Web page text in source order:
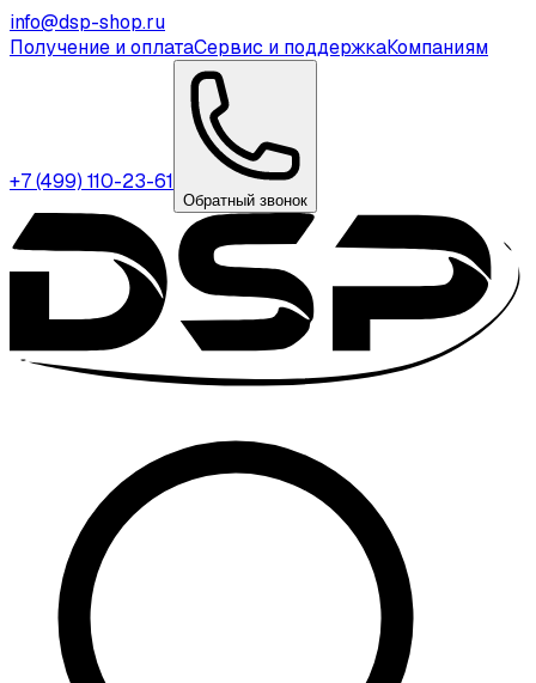
info@dsp-shop.ru
Получение и оплатаСервис и поддержкаКомпаниям
+7 (499) 110-23-61
Обратный звонок